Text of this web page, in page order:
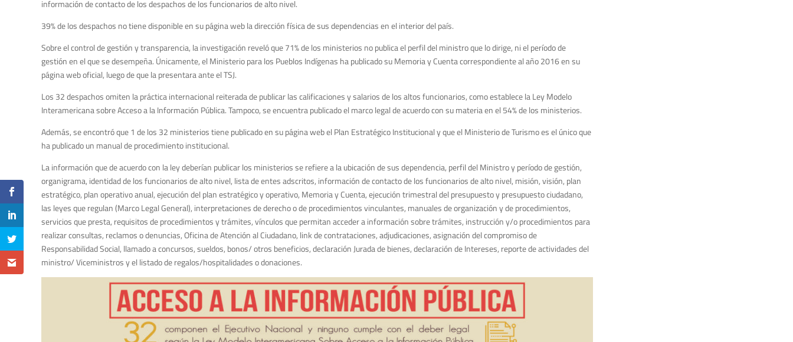
información de contacto de los despachos de los funcionarios de alto nivel.
39% de los despachos no tiene disponible en su página web la dirección física de sus dependencias en el interior del país.
Sobre el control de gestión y transparencia, la investigación reveló que 71% de los ministerios no publica el perfil del ministro que lo dirige, ni el período de
gestión en el que se desempeña. Únicamente, el Ministerio para los Pueblos Indígenas ha publicado su Memoria y Cuenta correspondiente al año 2016 en su
página web oficial, luego de que la presentara ante el TSJ.
Los 32 despachos omiten la práctica internacional reiterada de publicar las calificaciones y salarios de los altos funcionarios, como establece la Ley Modelo
Interamericana sobre Acceso a la Información Pública. Tampoco, se encuentra publicado el marco legal de acuerdo con su materia en el 54% de los ministerios.
Además, se encontró que 1 de los 32 ministerios tiene publicado en su página web el Plan Estratégico Institucional y que el Ministerio de Turismo es el único que
ha publicado un manual de procedimiento institucional.
La información que de acuerdo con la ley deberían publicar los ministerios se refiere a la ubicación de sus dependencia, perfil del Ministro y período de gestión,
organigrama, identidad de los funcionarios de alto nivel, lista de entes adscritos, información de contacto de los funcionarios de alto nivel, misión, visión, plan
estratégico, plan operativo anual, ejecución del plan estratégico y operativo, Memoria y Cuenta, ejecución trimestral del presupuesto y presupuesto ciudadano,
las leyes que regulan (Marco Legal General), interpretaciones de derecho o de procedimientos vinculantes, manuales de organización y de procedimientos,
servicios que presta, requisitos de procedimientos y trámites, vínculos que permitan acceder a información sobre trámites, instrucción y/o procedimientos para
realizar consultas, reclamos o denuncias, Oficina de Atención al Ciudadano, link de contrataciones, adjudicaciones, asignación del compromiso de
Responsabilidad Social, llamado a concursos, sueldos, bonos/ otros beneficios, declaración Jurada de bienes, declaración de Intereses, reporte de actividades del
ministro/ Viceministros y el listado de regalos/hospitalidades o donaciones.